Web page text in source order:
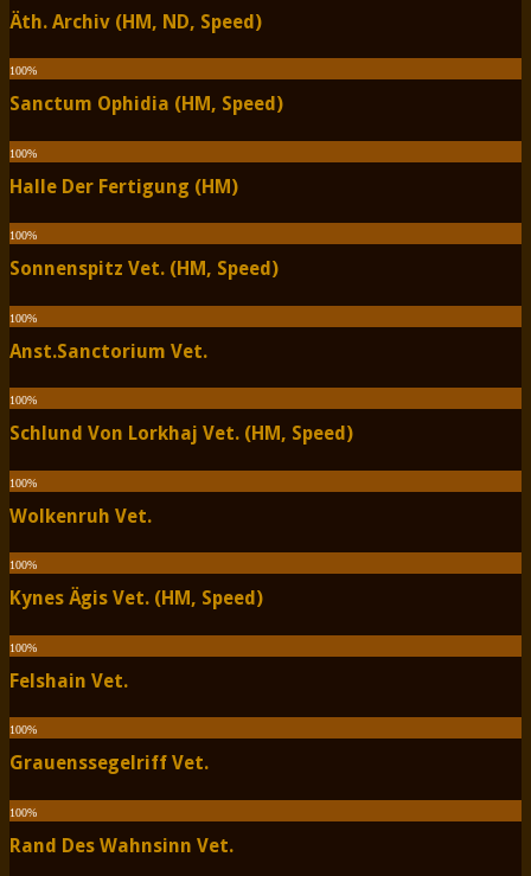
Äth. Archiv (HM, ND, Speed)
100%
Sanctum Ophidia (HM, Speed)
100%
Halle Der Fertigung (HM)
100%
Sonnenspitz Vet. (HM, Speed)
100%
Anst.Sanctorium Vet.
100%
Schlund Von Lorkhaj Vet. (HM, Speed)
100%
Wolkenruh Vet.
100%
Kynes Ägis Vet. (HM, Speed)
100%
Felshain Vet.
100%
Grauenssegelriff Vet.
100%
Rand Des Wahnsinn Vet.